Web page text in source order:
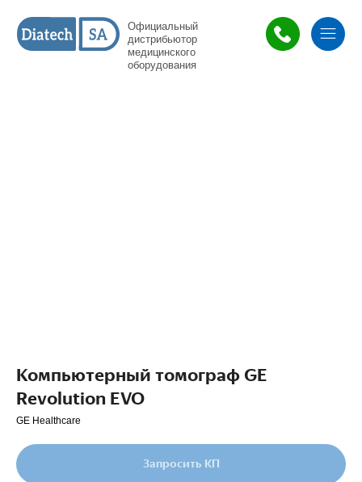
Официальный
дистрибьютор
медицинского
оборудования
Компьютерный томограф GE
Revolution EVO
GE Healthcare
Запросить КП